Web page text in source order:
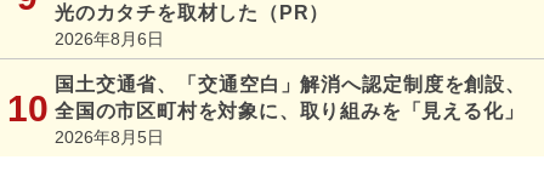
光のカタチを取材した（PR）
2026年8月6日
国土交通省、「交通空白」解消へ認定制度を創設、
全国の市区町村を対象に、取り組みを「見える化」
2026年8月5日